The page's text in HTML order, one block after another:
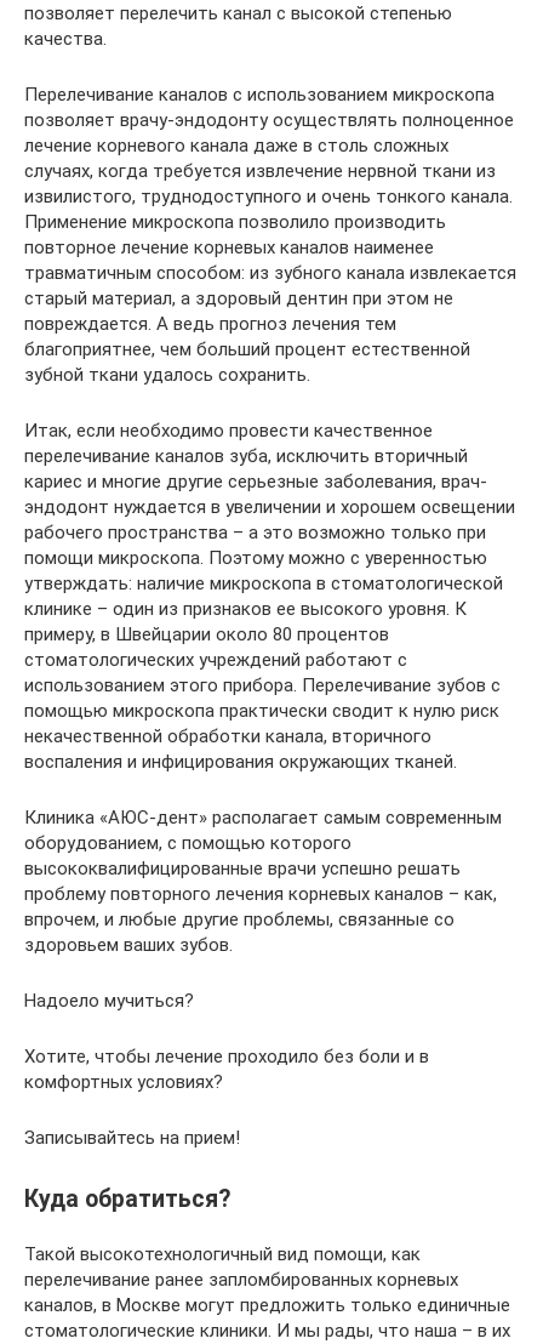
позволяет перелечить канал с высокой степенью
качества.
Перелечивание каналов с использованием микроскопа
позволяет врачу-эндодонту осуществлять полноценное
лечение корневого канала даже в столь сложных
случаях, когда требуется извлечение нервной ткани из
извилистого, труднодоступного и очень тонкого канала.
Применение микроскопа позволило производить
повторное лечение корневых каналов наименее
травматичным способом: из зубного канала извлекается
старый материал, а здоровый дентин при этом не
повреждается. А ведь прогноз лечения тем
благоприятнее, чем больший процент естественной
зубной ткани удалось сохранить.
Итак, если необходимо провести качественное
перелечивание каналов зуба, исключить вторичный
кариес и многие другие серьезные заболевания, врач-
эндодонт нуждается в увеличении и хорошем освещении
рабочего пространства – а это возможно только при
помощи микроскопа. Поэтому можно с уверенностью
утверждать: наличие микроскопа в стоматологической
клинике – один из признаков ее высокого уровня. К
примеру, в Швейцарии около 80 процентов
стоматологических учреждений работают с
использованием этого прибора. Перелечивание зубов с
помощью микроскопа практически сводит к нулю риск
некачественной обработки канала, вторичного
воспаления и инфицирования окружающих тканей.
Клиника «АЮС-дент» располагает самым современным
оборудованием, с помощью которого
высококвалифицированные врачи успешно решать
проблему повторного лечения корневых каналов – как,
впрочем, и любые другие проблемы, связанные со
здоровьем ваших зубов.
Надоело мучиться?
Хотите, чтобы лечение проходило без боли и в
комфортных условиях?
Записывайтесь на прием!
Куда обратиться?
Такой высокотехнологичный вид помощи, как
перелечивание ранее запломбированных корневых
каналов, в Москве могут предложить только единичные
стоматологические клиники. И мы рады, что наша – в их